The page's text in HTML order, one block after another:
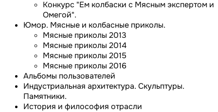
Конкурс "Ем колбаски с Мясным экспертом и
Омегой".
Юмор. Мясные и колбасные приколы.
Мясные приколы 2013
Мясные приколы 2014
Мясные приколы 2015
Мясные приколы 2016
Альбомы пользователей
Индустриальная архитектура. Скульптуры.
Памятники.
История и философия отрасли